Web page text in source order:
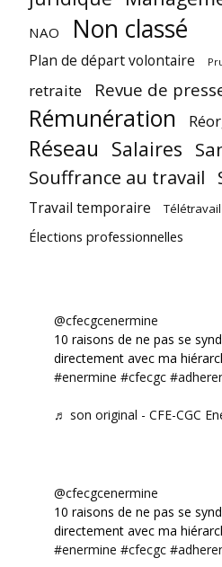
NAO Non classé
Plan de départ volontaire
retraite Revue de
Rémunération
Réseau Salaires
Souffrance au travail
Travail temporaire Télétravail
Élections professionnelles
@cfecgcenermine
10 raisons de ne pas se
directement avec ma
#enermine #cfecgc
♬ son original - CFE-CGC
@cfecgcenermine
10 raisons de ne pas se
directement avec ma
#enermine #cfecgc